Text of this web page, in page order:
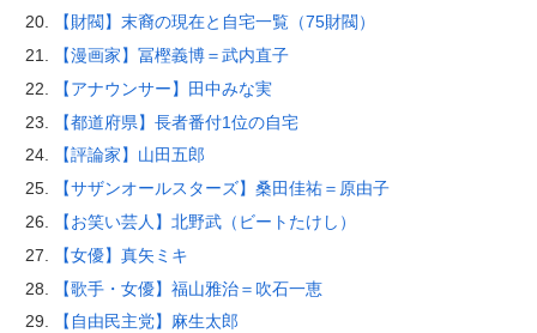
【財閥】末裔の現在と自宅一覧（75財閥）
【漫画家】冨樫義博＝武内直子
【アナウンサー】田中みな実
【都道府県】長者番付1位の自宅
【評論家】山田五郎
【サザンオールスターズ】桑田佳祐＝原由子
【お笑い芸人】北野武（ビートたけし）
【女優】真矢ミキ
【歌手・女優】福山雅治＝吹石一恵
【自由民主党】麻生太郎